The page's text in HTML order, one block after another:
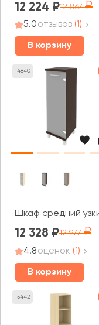
12 224 12 867
5.0отзывов (1)
В корзину
14840
Шкаф средний
12 328 12 977
4.8оценок (1)
В корзину
15442